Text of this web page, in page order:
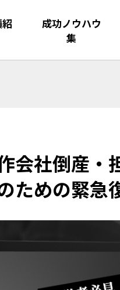
成功ノウハウ
集
会社倒産
ための緊急